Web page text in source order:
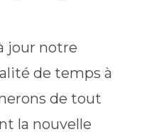
jour notre
de temps à
de tout
la nouvelle